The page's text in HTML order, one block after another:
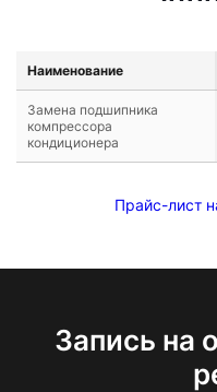
Наименование
Замена подшипника
компрессора
кондиционера
Прайс-лист
Запись на